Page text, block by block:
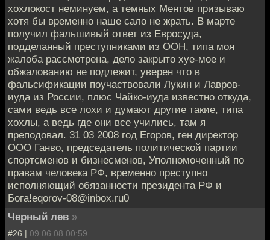
хохлокост неминуем, а темных Ментов призываю
хотя бы временно наше сало не жрать. В марте
получил фальшивый ответ из Евросуда,
подделанный преступниками из ООН, типа моя
жалоба рассмотрена, дело закрыто хуе-мое и
обжалованию не подлежит, уверен что в
фальсификации поучаствовали Лукин и Лавров-
иуда из России, плюс Чайко-иуда известно откуда,
сами ведь все лохи и думают другие такие, типа
хохлы, а ведь где они все учились, там я
преподовал. 31 03 2008 год Егоров, ген директор
ООО Ганво, председатель политической партии
спортсменов и бизнесменов, Уполномоченный по
правам человека РФ, временно преступно
исполняющий обязанности президента РФ и
Бога!eqorov-08@inbox.ru0
Черный лев »
#26 | 09.06.08 00:59